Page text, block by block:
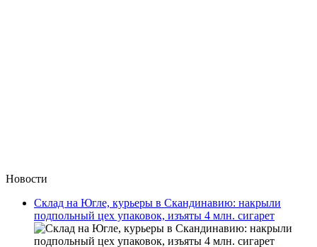
Новости
Склад на Югле, курьеры в Скандинавию: накрыли
подпольный цех упаковок, изъяты 4 млн. сигарет